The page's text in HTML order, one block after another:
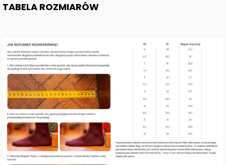
TABELA ROZMIARÓW